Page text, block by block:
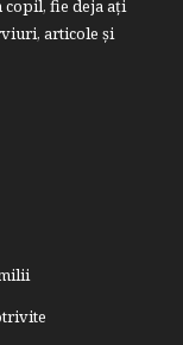
copil, fie deja aţi
articole şi